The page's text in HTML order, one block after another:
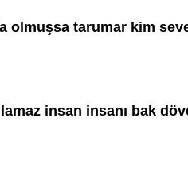
olmuşsa tarumar kim
insan insanı bak